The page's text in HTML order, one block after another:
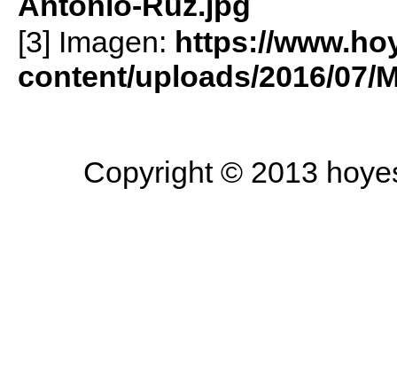
[3] Imagen: https://
content/uploads/2016/07/
Copyright © 2013